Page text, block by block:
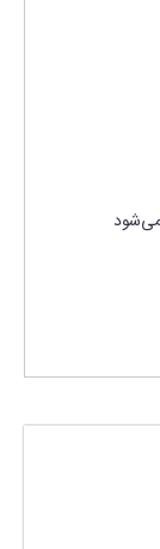
می‌شود